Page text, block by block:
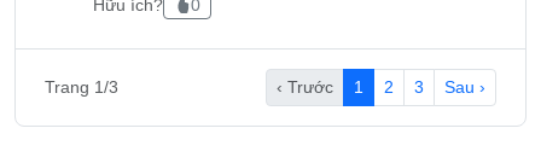
Hữu ích? 0
Trang 1/3 ‹ Trước 1 2 3 Sau ›